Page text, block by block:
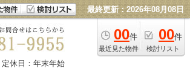
最終更新：2026年08月08日
00件
最近見た物件
00件
検討リスト
定休日：年末年始